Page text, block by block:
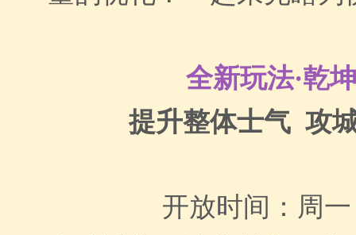
全新玩法·乾
提升整体士气 攻
开放时间：周